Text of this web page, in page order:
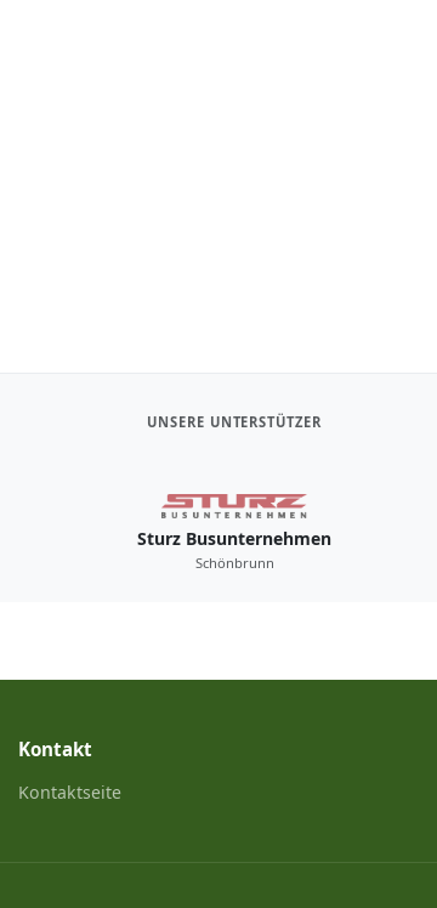
UNSERE UNTERSTÜTZER
Sturz Busunternehmen
Schönbrunn
Kontakt
Kontaktseite